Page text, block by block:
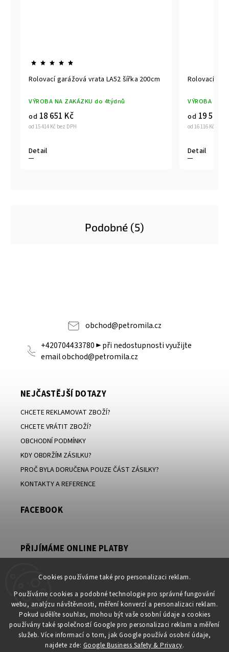
Cookies používáme také pro personalizaci reklam.
Používáme cookies a podobné technologie pro správné fungování
webu, analýzu návštěvnosti, měření konverzí a personalizaci reklam.
Pokud udělíte souhlas, mohou být vaše osobní údaje a cookies
používány také společností Google pro personalizaci reklam a měření
služeb. Více informací o tom, jak Google používá osobní údaje,
najdete zde: Google Business Safety & Privacy.
Rolovací garážová vrata LA52 šířka 200cm
VÝROBA NA ZAKÁZKU do 4týdnů
od 15 414 Kč bez DPH
od 18 651 Kč
Detail
Rolovací
VÝROBA NA
od 16 116 Kč bez
od 19 500
Detail
Podobné (5)
obchod@petromila.cz
+420704433780 ► při nedostupnosti využijte
email obchod@petromila.cz
NEJČASTĚJŠÍ DOTAZY
CHCETE REKLAMOVAT ZBOŽÍ?
CHCETE VRÁTIT ZBOŽÍ?
OBCHODNÍ PODMÍNKY
KDY OBDRŽÍM ZÁSILKU?
PROČ BYLA DORUČENA POUZE ČÁST ZÁSILKY?
KONTAKTY A REFERENCE
FACEBOOK
PŘIJÍMÁME ONLINE PLATBY
KONTAKT
obchod @ petromila.cz
+420704433780 ► při nedostupnosti využijte email
obchod@petromila.cz